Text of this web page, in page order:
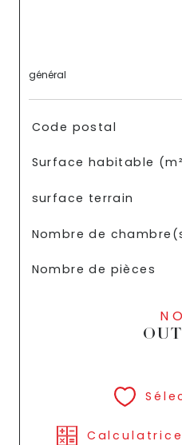
général
Code postal
Surface habitable
surface terrain
Nombre de
Nombre de pièces
Calculatrice